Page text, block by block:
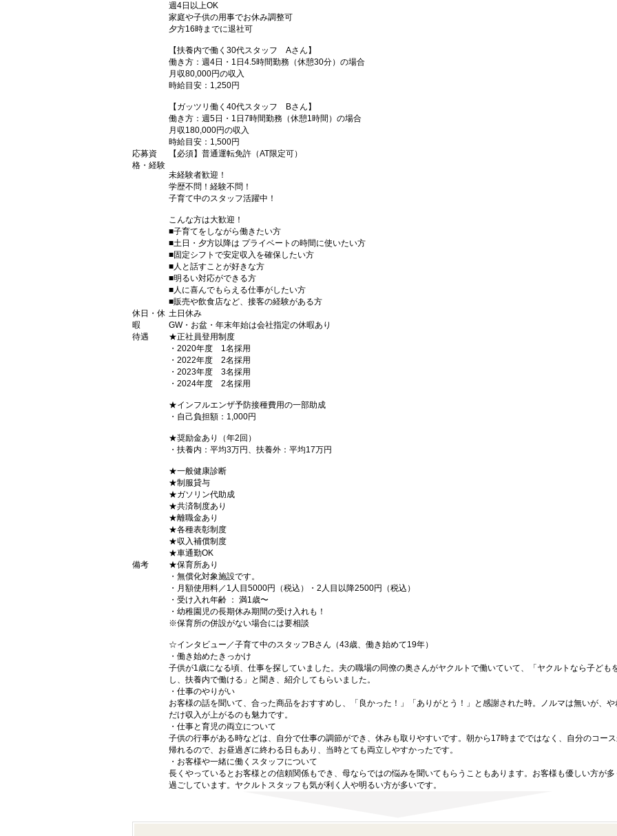
週4日以上OK
家庭や子供の用事でお休み調整可
夕方16時までに退社可
【扶養内で働く30代スタッフ Aさん】
働き方：週4日・1日4.5時間勤務（休憩30分）の場合
月収80,000円の収入
時給目安：1,250円
【ガッツリ働く40代スタッフ Bさん】
働き方：週5日・1日7時間勤務（休憩1時間）の場合
月収180,000円の収入
時給目安：1,500円
応募資
格・経験
【必須】普通運転免許（AT限定可）
未経験者歓迎！
学歴不問！経験不問！
子育て中のスタッフ活躍中！
こんな方は大歓迎！
■子育てをしながら働きたい方
■土日・夕方以降は プライベートの時間に使いたい方
■固定シフトで安定収入を確保したい方
■人と話すことが好きな方
■明るい対応ができる方
■人に喜んでもらえる仕事がしたい方
■販売や飲食店など、接客の経験がある方
休日・休
暇
土日休み
GW・お盆・年末年始は会社指定の休暇あり
待遇
★正社員登用制度
・2020年度 1名採用
・2022年度 2名採用
・2023年度 3名採用
・2024年度 2名採用
★インフルエンザ予防接種費用の一部助成
・自己負担額：1,000円
★奨励金あり（年2回）
・扶養内：平均3万円、扶養外：平均17万円
★一般健康診断
★制服貸与
★ガソリン代助成
★共済制度あり
★離職金あり
★各種表彰制度
★収入補償制度
★車通勤OK
備考
★保育所あり
・無償化対象施設です。
・月額使用料／1人目5000円（税込）・2人目以降2500円（税込）
・受け入れ年齢 ： 満1歳〜
・幼稚園児の長期休み期間の受け入れも！
※保育所の併設がない場合には要相談
☆インタビュー／子育て中のスタッフBさん（43歳、働き始めて19年）
・働き始めたきっかけ
子供が1歳になる頃、仕事を探していました。夫の職場の同僚の奥さんがヤクルトで働いていて、「ヤクルトなら子ども
し、扶養内で働ける」と聞き、紹介してもらいました。
・仕事のやりがい
お客様の話を聞いて、合った商品をおすすめし、「良かった！」「ありがとう！」と感謝された時。ノルマは無いが、や
だけ収入が上がるのも魅力です。
・仕事と育児の両立について
子供の行事がある時などは、自分で仕事の調節ができ、休みも取りやすいです。朝から17時までではなく、自分のコー
帰れるので、お昼過ぎに終わる日もあり、当時とても両立しやすかったです。
・お客様や一緒に働くスタッフについて
長くやっているとお客様との信頼関係もでき、母ならではの悩みを聞いてもらうこともあります。お客様も優しい方が多
過ごしています。ヤクルトスタッフも気が利く人や明るい方が多いです。